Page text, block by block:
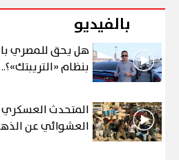
بالفيديو
هل يحق للمصري
بنظام
المتحدث
العشوائي عن